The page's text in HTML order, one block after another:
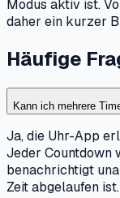
Modus aktiv ist.
daher ein kurzer
Häufige
Kann ich mehrere
Ja, die Uhr-App
Jeder Countdown
benachrichtigt
Zeit abgelaufen ist.